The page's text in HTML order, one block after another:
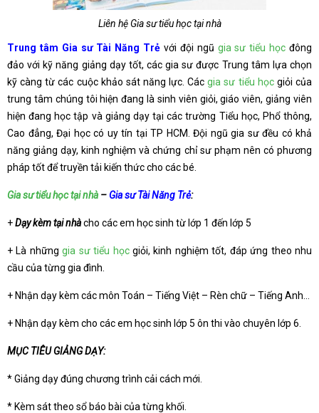
Liên hệ Gia sư tiểu học tại nhà
Trung tâm Gia sư Tài Năng Trẻ với đội ngũ gia sư tiểu học đông
đảo với kỹ năng giảng dạy tốt, các gia sư được Trung tâm lựa chọn
kỹ càng từ các cuộc khảo sát năng lực. Cácgia sư tiểu họcgiỏi của
trung tâm chúng tôi hiện đang là sinh viên giỏi, giáo viên, giảng viên
hiện đang học tập và giảng dạy tại các trường Tiểu học, Phổ thông,
Cao đẳng, Đại học có uy tín tại TP HCM. Đội ngũ gia sư đều có khả
năng giảng dạy, kinh nghiệm và chứng chỉ sư phạm nên có phương
pháp tốt để truyền tải kiến thức cho các bé.
Gia sư tiểu học tại nhà – Gia sư Tài Năng Trẻ:
+Dạy kèm tại nhàcho các em học sinh từ lớp 1 đến lớp 5
+ Là nhữnggia sư tiểu họcgiỏi, kinh nghiệm tốt, đáp ứng theo nhu
cầu của từng gia đình.
+ Nhận dạy kèm các môn Toán – Tiếng Việt – Rèn chữ – Tiếng Anh…
+ Nhận dạy kèm cho các em học sinh lớp 5 ôn thi vào chuyên lớp 6.
MỤC TIÊU GIẢNG DẠY:
* Giảng dạy đúng chương trình cải cách mới.
* Kèm sát theo sổ báo bài của từng khối.